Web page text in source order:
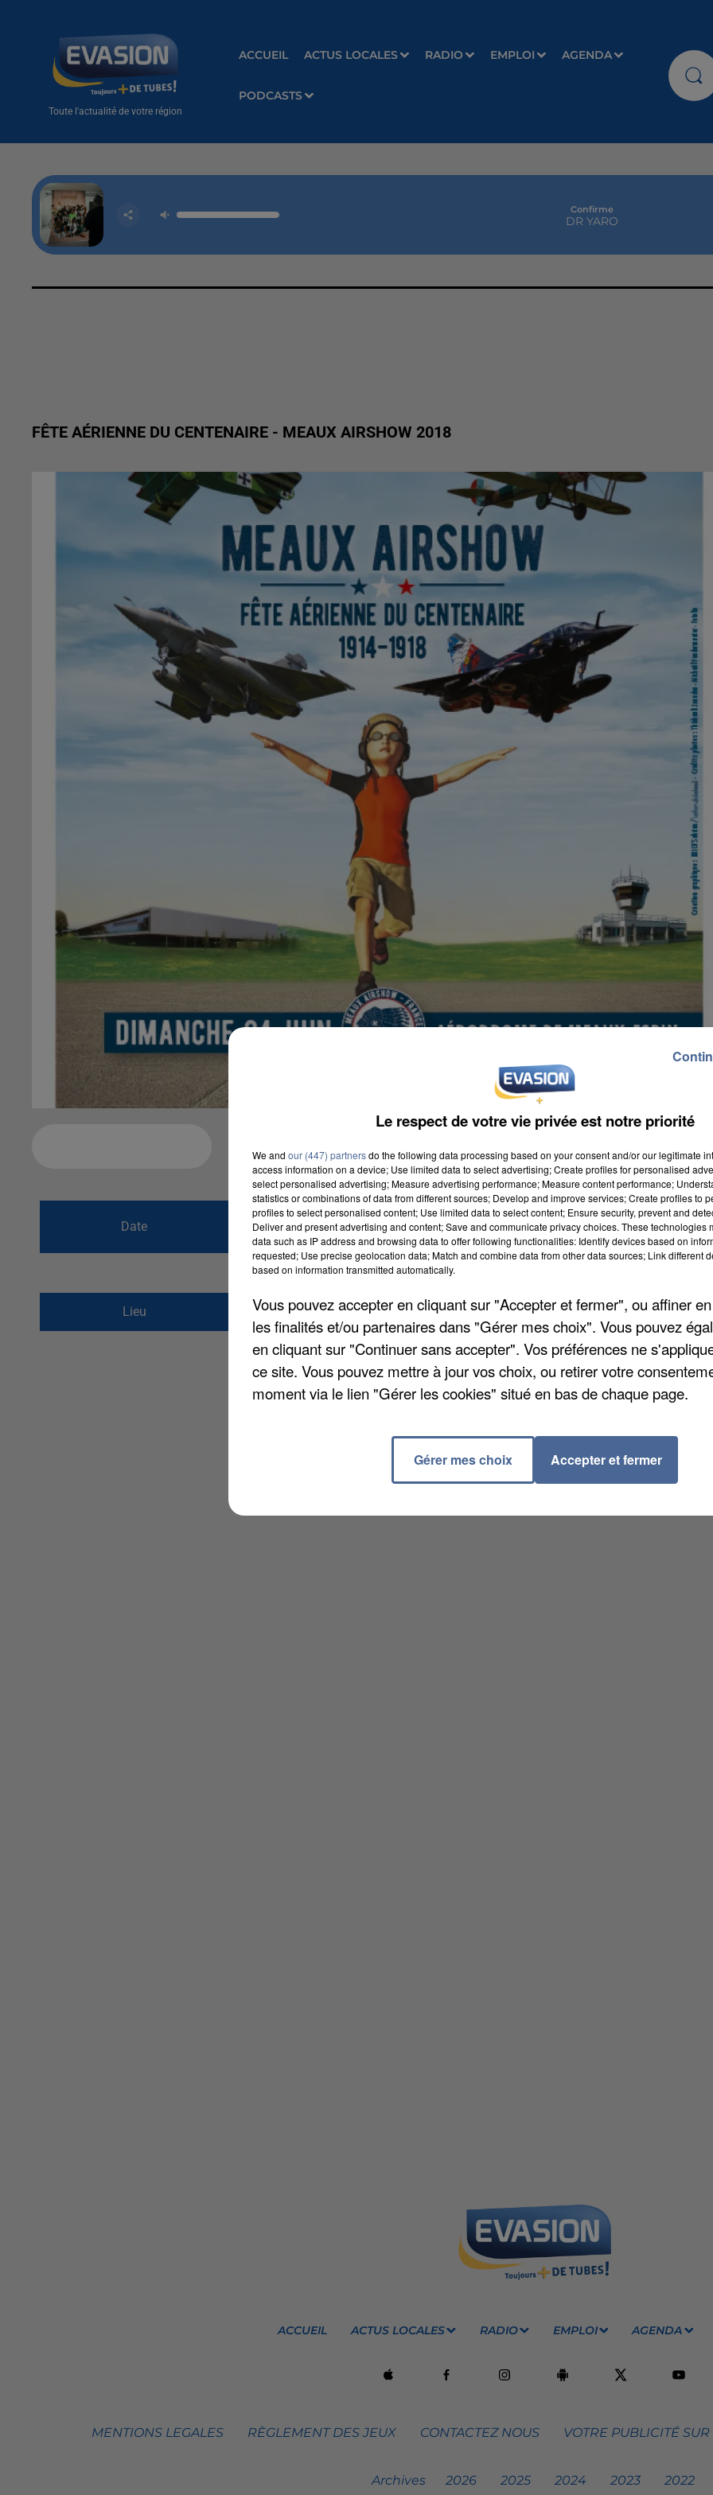
Toute l'actualité de votre région
ACCUEIL ACTUS LOCALES RADIO EMPLOI AGENDA
PODCASTS
Confirme
DR YARO
FÊTE AÉRIENNE DU CENTENAIRE - MEAUX AIRSHOW 2018
Date
du24 juin 2018 à 9h00
au24 juin 2018 à 19h59
Lieu
Aérodrome de Meaux-Esbly
77450 Isles les Villenoy
ACCUEIL ACTUS LOCALES RADIO EMPLOI AGENDA
MENTIONS LEGALES RÈGLEMENT DES JEUX CONTACTEZ NOUS VOTRE PUBLICITÉ
Archives 2026 2025 2024 2023 2022
Le respect de votre vie privée est notre priorité
We and our (447) partnersdo the following data processing based on your consent and/or our legitimate
access information on a device; Use limited data to select advertising; Create profiles for personalised
select personalised advertising; Measure advertising performance; Measure content performance;
statistics or combinations of data from different sources; Develop and improve services; Create profiles to
profiles to select personalised content; Use limited data to select content; Ensure security, prevent and
Deliver and present advertising and content; Save and communicate privacy choices. These technologies
data such as IP address and browsing data to offer following functionalities: Identify devices based on
requested; Use precise geolocation data; Match and combine data from other data sources; Link different
based on information transmitted automatically.
Vous pouvez accepter en cliquant sur "Accepter et fermer", ou affiner
les finalités et/ou partenaires dans "Gérer mes choix". Vous pouvez
en cliquant sur "Continuer sans accepter". Vos préférences ne
ce site. Vous pouvez mettre à jour vos choix, ou retirer votre
moment via le lien "Gérer les cookies" situé en bas de chaque page.
Gérer mes choix Accepter et fermer